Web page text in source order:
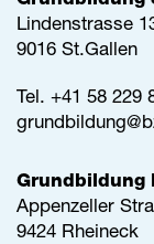
Lindenstrasse
9016 St.Gallen
Tel. +41 58 229
grundbildung@
Grundbildung
Appenzeller
9424 Rheineck